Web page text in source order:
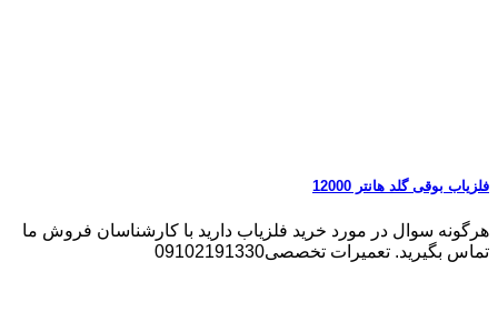
فلزیاب بوقی گلد هانتر 12000
هرگونه سوال در مورد خرید فلزیاب دارید با کارشناسان فروش ما
تماس بگیرید. تعمیرات تخصصی09102191330